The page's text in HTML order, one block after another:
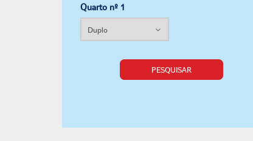
Quarto nº 1
PESQUISAR